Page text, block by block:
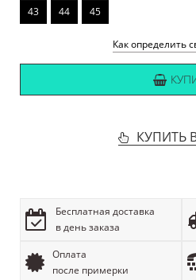
43 44 45
Как определить
КУПИТЬ
Бесплатная доставка
в день заказа
Оплата
после примерки